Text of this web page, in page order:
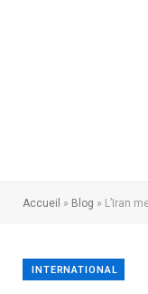
Accueil » Blog » L’Iran met en
INTERNATIONAL